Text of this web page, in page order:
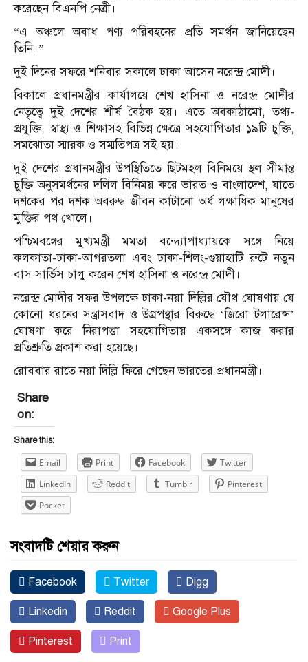
করেছেন বিএনপি নেত্রী।
“এ অঞ্চলে অবাধ পণ্য পরিবহনের প্রতি সমর্থন জানিয়েছেন
তিনি।”
দুই দিনের সফরে শনিবার সকালে ঢাকা আসেন নরেন্দ্র মোদী।
বিকালে প্রধানমন্ত্রীর কার্যালয়ে শেখ হাসিনা ও নরেন্দ্র মোদীর
নেতৃত্বে দুই দেশের শীর্ষ বৈঠক হয়। এতে অবকাঠামো, তথ্য-
প্রযুক্তি, স্বাস্থ্য ও শিক্ষাসহ বিভিন্ন ক্ষেত্রে সহযোগিতার ১৯টি চুক্তি,
সমঝোতা স্মারক ও সম্মতিপত্র সই হয়।
দুই দেশের প্রধানমন্ত্রীর উপস্থিতিতে ছিটমহল বিনিময়ে স্থল সীমান্ত
চুক্তি অনুসমর্থনের দলিল বিনিময় করে ভারত ও বাংলাদেশ, যাতে
দশকের পর দশক অবরুদ্ধ জীবন কাটানো অর্ধ লক্ষাধিক মানুষের
মুক্তির পথ খোলে।
পশ্চিমবঙ্গের মুখ্যমন্ত্রী মমতা বন্দ্যোপাধ্যায়কে সঙ্গে নিয়ে
কলকাতা-ঢাকা-আগরতলা এবং ঢাকা-শিলং-গুয়াহাটি রুটে নতুন
বাস সার্ভিস চালু করেন শেখ হাসিনা ও নরেন্দ্র মোদী।
নরেন্দ্র মোদীর সফর উপলক্ষে ঢাকা-নয়া দিল্লির যৌথ ঘোষণায় যে
কোনো ধরনের সন্ত্রাসবাদ ও উগ্রপন্থার বিরুদ্ধে ‘জিরো টলারেন্স’
ঘোষণা করে নিরাপত্তা সহযোগিতায় একসঙ্গে কাজ করার
প্রতিশ্রুতি প্রকাশ করা হয়েছে।
রোববার রাতে নয়া দিল্লি ফিরে গেছেন ভারতের প্রধানমন্ত্রী।
Share
on:
Share this:
Email Print Facebook
Twitter
LinkedIn
Reddit Tumblr
Pinterest
Pocket
সংবাদটি শেয়ার করুন
Facebook Twitter Digg
Linkedin Reddit Google Plus
Pinterest Print